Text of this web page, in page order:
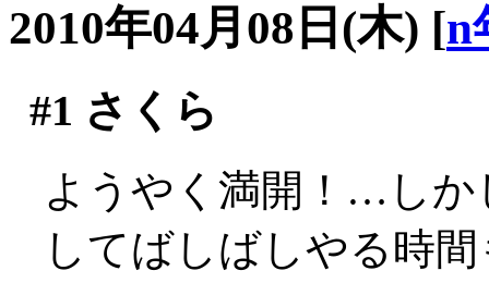
2010年04月08日(木) [n
#1 さくら
ようやく満開！…しか
してばしばしやる時